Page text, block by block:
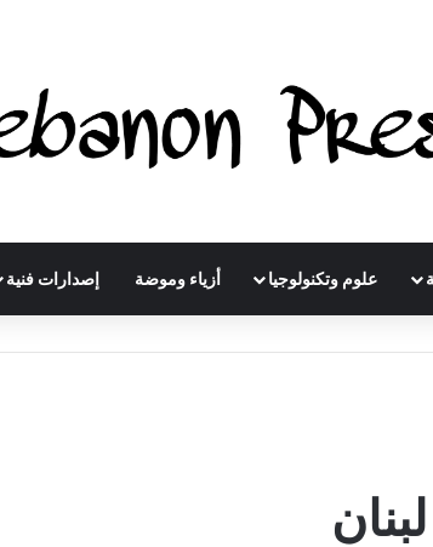
علوم وتكنولوجيا أزياء وموضة إصدارات فنية